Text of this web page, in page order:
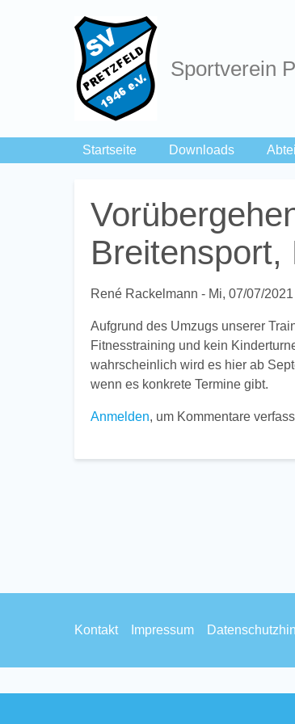
Sportverein
Startseite Downloads
Breitensport,
René Rackelmann Mi, 07/07/
Aufgrund des Umzugs unserer
Fitnesstraining und kein
wahrscheinlich wird es hier ab
wenn es konkrete Termine gibt.
Anmelden, um Kommentare
Footer
Kontakt Impressum